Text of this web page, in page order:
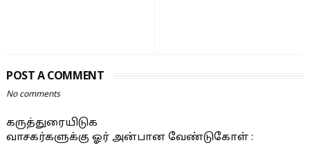
POST A COMMENT
No comments
கருத்துரையிடுக
வாசகர்களுக்கு ஓர் அன்பான வேண்டுகோள் :